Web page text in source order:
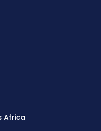
Africa